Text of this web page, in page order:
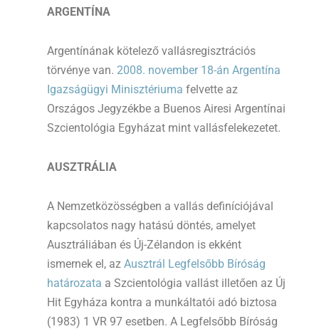
ARGENTÍNA
Argentínának kötelező vallásregisztrációs
törvénye van. 2008. november 18-án Argentína
Igazságügyi Minisztériuma felvette az
Országos Jegyzékbe a Buenos Airesi Argentínai
Szcientológia Egyházat mint vallásfelekezetet.
AUSZTRÁLIA
A Nemzetközösségben a vallás definíciójával
kapcsolatos nagy hatású döntés, amelyet
Ausztráliában és Új-Zélandon is ekként
ismernek el, az Ausztrál Legfelsőbb Bíróság
határozata a Szcientológia vallást illetően az Új
Hit Egyháza kontra a munkáltatói adó biztosa
(1983) 1 VR 97 esetben. A Legfelsőbb Bíróság